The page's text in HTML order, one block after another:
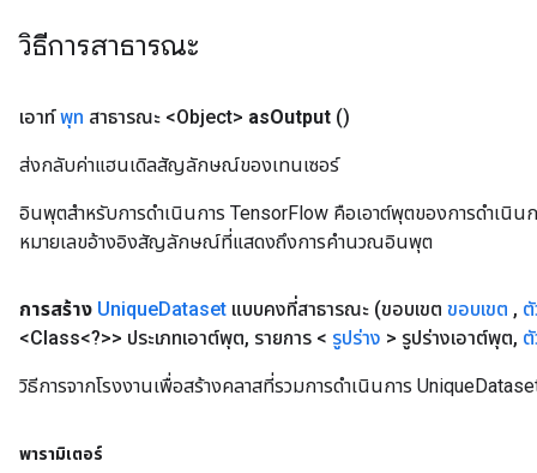
วิธีการสาธารณะ
เอาท์พุท สาธารณะ <Object> asOutput ()
ส่งกลับค่าแฮนเดิลสัญลักษณ์ของเทนเซอร์
อินพุตสำหรับการดำเนินการ TensorFlow คือเอาต์พุตของการดำเนิน
หมายเลขอ้างอิงสัญลักษณ์ที่แสดงถึงการคำนวณอินพุต
การสร้าง UniqueDataset แบบคงที่สาธารณะ (ขอบเขต ขอบเขต , ตั
<Class<?>> ประเภทเอาต์พุต, รายการ < รูปร่าง > รูปร่างเอาต์พุต,
วิธีการจากโรงงานเพื่อสร้างคลาสที่รวมการดำเนินการ
พารามิเตอร์